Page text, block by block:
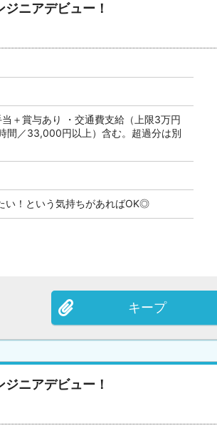
ニアデビュー！
＋賞与あり ・交通費支給（上限3万円
間／33,000円以上）含む。超過分は別
い！という気持ちがあればOK◎
キープ
ニアデビュー！